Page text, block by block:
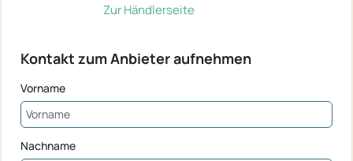
Zur Händlerseite
Kontakt zum Anbieter aufnehmen
Vorname
Nachname